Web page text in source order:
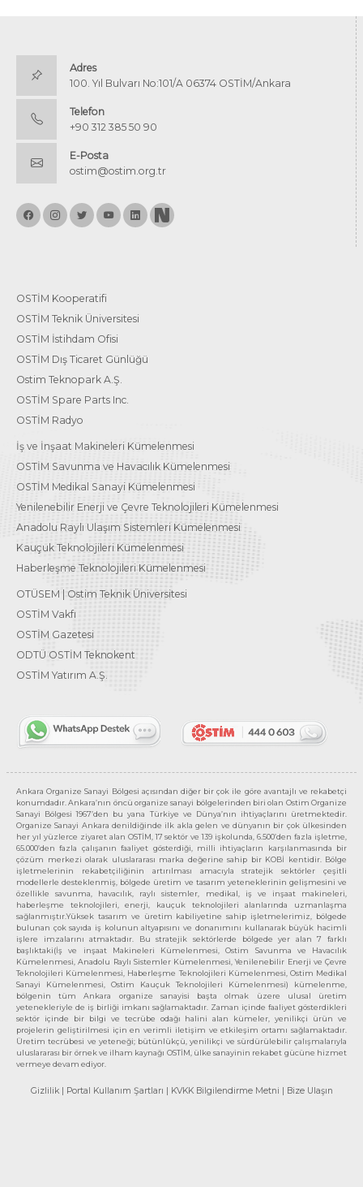
Adres
100. Yıl Bulvarı No:101/A 06374 OSTİM/Ankara
Telefon
+90 312 385 50 90
E-Posta
ostim@ostim.org.tr
OSTİM Kooperatifi
OSTİM Teknik Üniversitesi
OSTİM İstihdam Ofisi
OSTİM Dış Ticaret Günlüğü
Ostim Teknopark A.Ş.
OSTİM Spare Parts Inc.
OSTİM Radyo
İş ve İnşaat Makineleri Kümelenmesi
OSTİM Savunma ve Havacılık Kümelenmesi
OSTİM Medikal Sanayi Kümelenmesi
Yenilenebilir Enerji ve Çevre Teknolojileri Kümelenmesi
Anadolu Raylı Ulaşım Sistemleri Kümelenmesi
Kauçuk Teknolojileri Kümelenmesi
Haberleşme Teknolojileri Kümelenmesi
OTÜSEM | Ostim Teknik Üniversitesi
OSTİM Vakfı
OSTİM Gazetesi
ODTÜ OSTİM Teknokent
OSTİM Yatırım A.Ş.
Ankara Organize Sanayi Bölgesi açısından diğer bir çok ile göre avantajlı ve rekabetçi
konumdadır. Ankara’nın öncü organize sanayi bölgelerinden biri olan Ostim Organize
Sanayi Bölgesi 1967’den bu yana Türkiye ve Dünya’nın ihtiyaçlarını üretmektedir.
Organize Sanayi Ankara denildiğinde ilk akla gelen ve dünyanın bir çok ülkesinden
her yıl yüzlerce ziyaret alan OSTİM, 17 sektör ve 139 işkolunda, 6.500’den fazla işletme,
65.000’den fazla çalışanın faaliyet gösterdiği, milli ihtiyaçların karşılanmasında bir
çözüm merkezi olarak uluslararası marka değerine sahip bir KOBİ kentidir. Bölge
işletmelerinin rekabetçiliğinin artırılması amacıyla stratejik sektörler çeşitli
modellerle desteklenmiş, bölgede üretim ve tasarım yeteneklerinin gelişmesini ve
özellikle savunma, havacılık, raylı sistemler, medikal, iş ve inşaat makineleri,
haberleşme teknolojileri, enerji, kauçuk teknolojileri alanlarında uzmanlaşma
sağlanmıştır.Yüksek tasarım ve üretim kabiliyetine sahip işletmelerimiz, bölgede
bulunan çok sayıda iş kolunun altyapısını ve donanımını kullanarak büyük hacimli
işlere imzalarını atmaktadır. Bu stratejik sektörlerde bölgede yer alan 7 farklı
başlıktaki(İş ve inşaat Makineleri Kümelenmesi, Ostim Savunma ve Havacılık
Kümelenmesi, Anadolu Raylı Sistemler Kümelenmesi, Yenilenebilir Enerji ve Çevre
Teknolojileri Kümelenmesi, Haberleşme Teknolojileri Kümelenmesi, Ostim Medikal
Sanayi Kümelenmesi, Ostim Kauçuk Teknolojileri Kümelenmesi) kümelenme,
bölgenin tüm Ankara organize sanayisi başta olmak üzere ulusal üretim
yetenekleriyle de iş birliği imkanı sağlamaktadır. Zaman içinde faaliyet gösterdikleri
sektör içinde bir bilgi ve tecrübe odağı halini alan kümeler, yenilikçi ürün ve
projelerin geliştirilmesi için en verimli iletişim ve etkileşim ortamı sağlamaktadır.
Üretim tecrübesi ve yeteneği; bütünlükçü, yenilikçi ve sürdürülebilir çalışmalarıyla
uluslararası bir örnek ve ilham kaynağı OSTİM, ülke sanayinin rekabet gücüne hizmet
vermeye devam ediyor.
Gizlilik | Portal Kullanım Şartları | KVKK Bilgilendirme Metni | Bize Ulaşın